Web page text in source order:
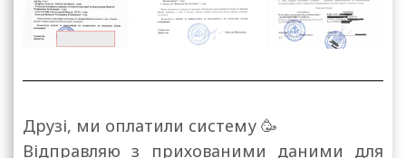
Друзі, ми оплатили систему 🥳
Відправляю з прихованими даними для